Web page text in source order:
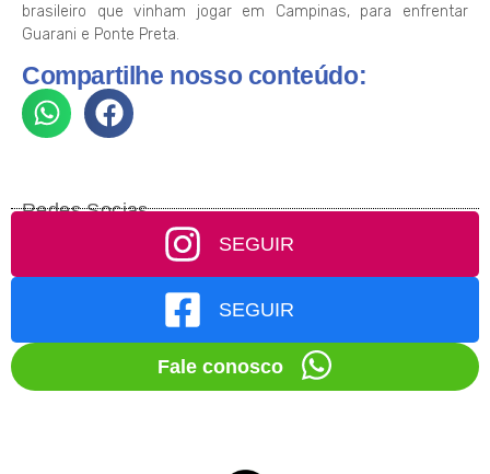
brasileiro que vinham jogar em Campinas, para enfrentar
Guarani e Ponte Preta.
Compartilhe nosso conteúdo:
Redes Socias
SEGUIR
SEGUIR
Fale conosco